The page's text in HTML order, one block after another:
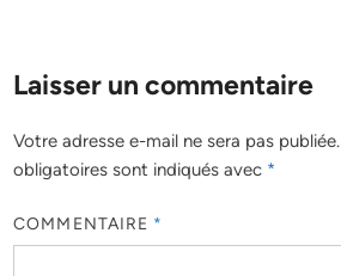
Laisser un commentaire
Votre adresse e-mail ne sera pas publiée.
obligatoires sont indiqués avec *
COMMENTAIRE *